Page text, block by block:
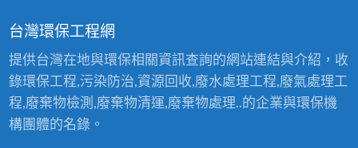
台灣環保工程網
提供台灣在地與環保相關資訊查詢的網站連結與介紹，收
錄環保工程,污染防治,資源回收,廢水處理工程,廢氣處理工
程,廢棄物檢測,廢棄物清運,廢棄物處理..的企業與環保機
構團體的名錄。